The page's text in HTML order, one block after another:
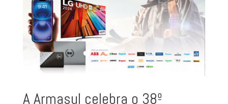
A Armasul celebra o 38º